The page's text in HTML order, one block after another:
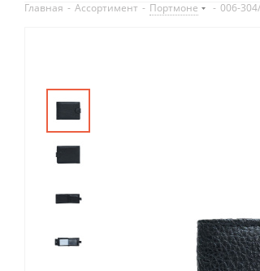
Главная - Ассортимент - Портмоне - 006-